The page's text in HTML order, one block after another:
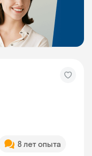
8 лет опыта